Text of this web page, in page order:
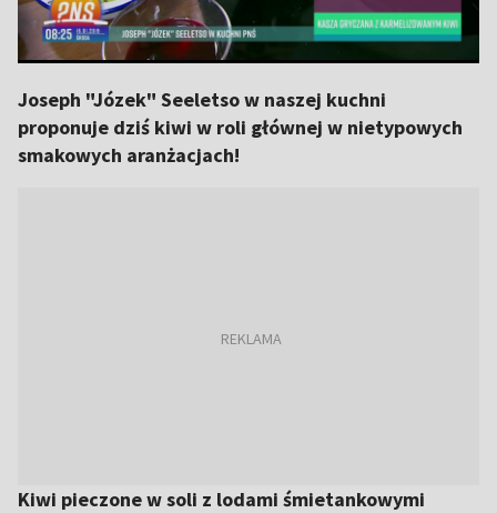
Joseph "Józek" Seeletso w naszej kuchni
proponuje dziś kiwi w roli głównej w nietypowych
smakowych aranżacjach!
Kiwi pieczone w soli z lodami śmietankowymi